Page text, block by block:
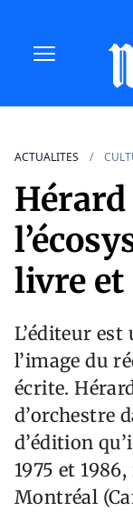
ACTUALITES
Hérard
livre et
L’éditeur est
l’image du
écrite.
d’orchestre
d’édition
1975 et
Montréal